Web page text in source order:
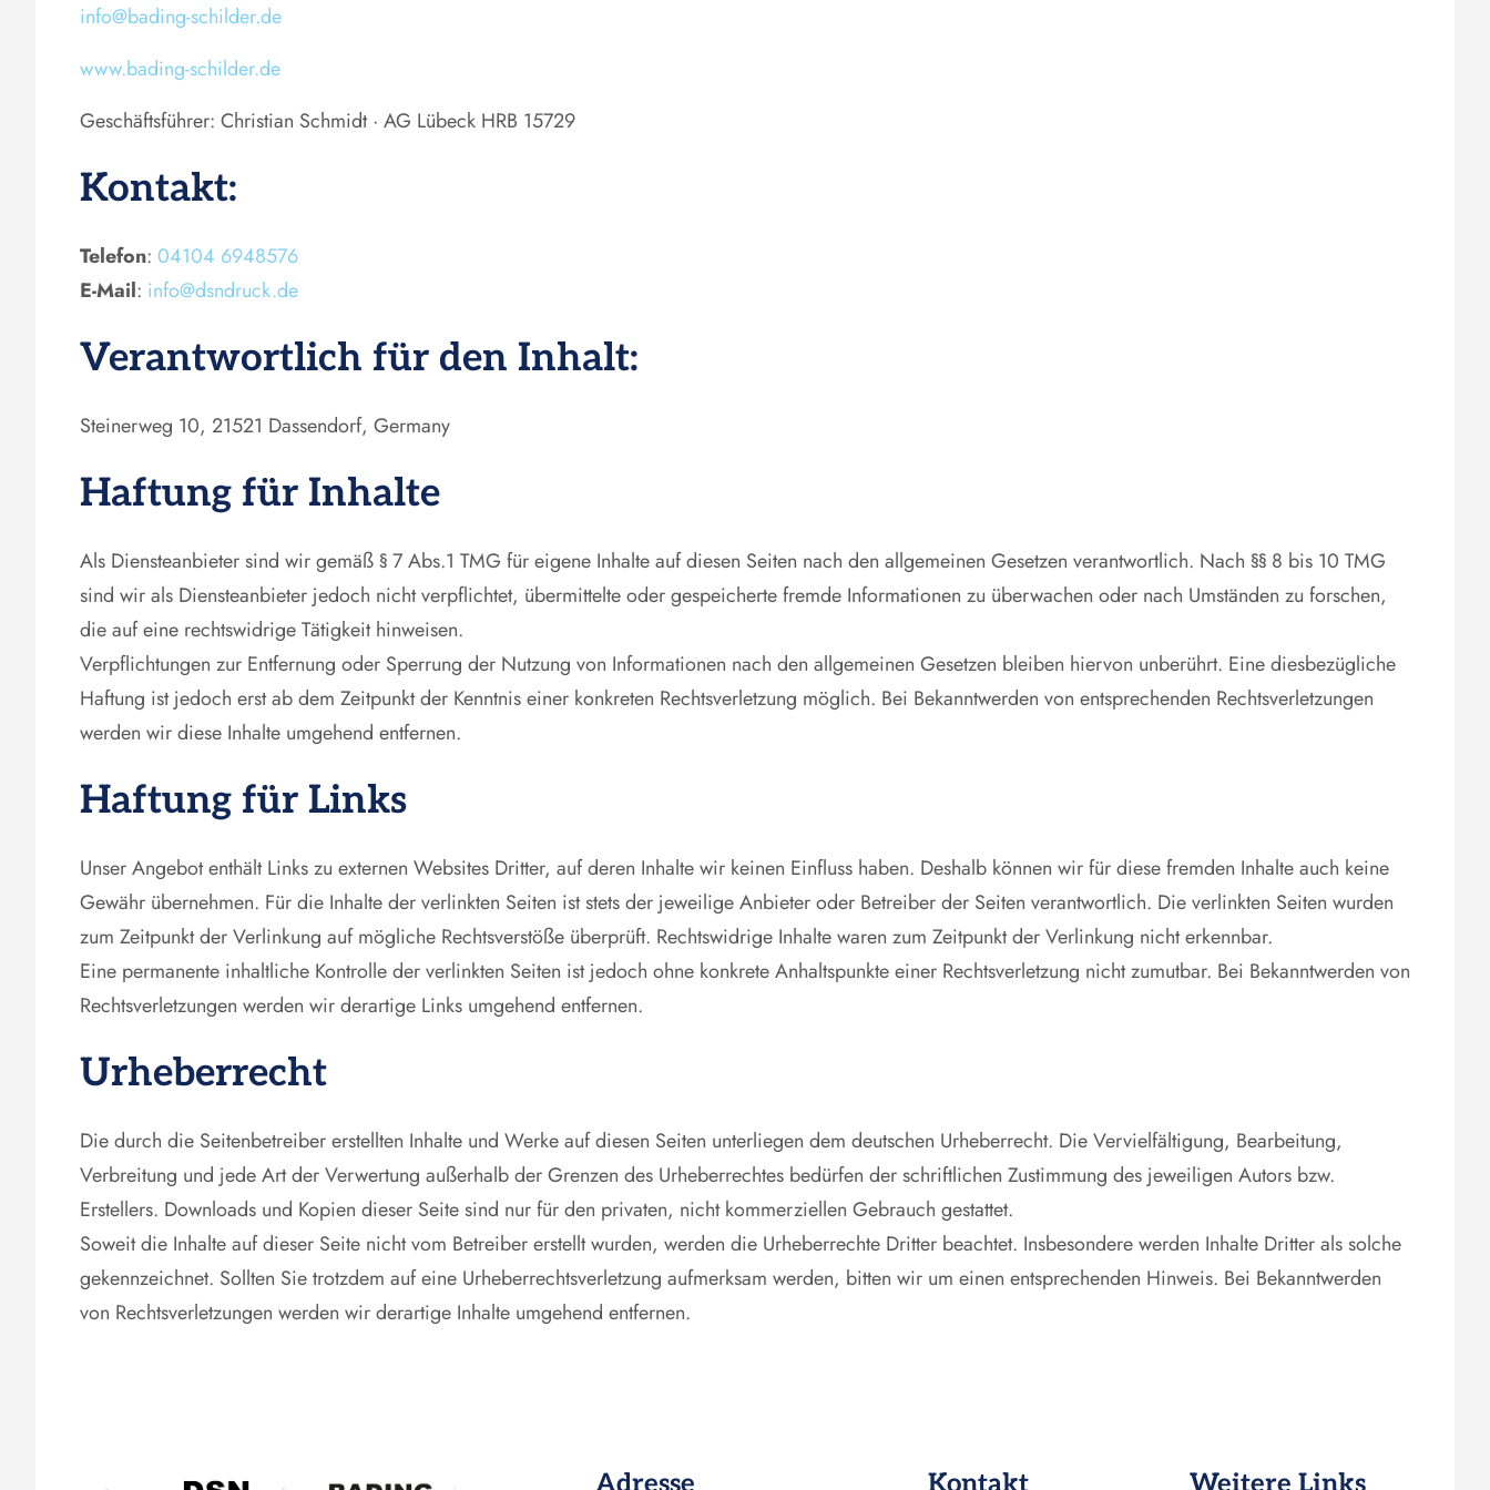
info@bading-schilder.de
www.bading-schilder.de
Geschäftsführer: Christian Schmidt · AG Lübeck HRB 15729
Kontakt:
Telefon: 04104 6948576
E-Mail: info@dsndruck.de
Verantwortlich für den Inhalt:
Steinerweg 10, 21521 Dassendorf, Germany
Haftung für Inhalte
Als Diensteanbieter sind wir gemäß § 7 Abs.1 TMG für eigene Inhalte auf diesen Seiten nach den allgemeinen Gesetzen verantwortlich. Nach §§ 8 bis 10 TMG
sind wir als Diensteanbieter jedoch nicht verpflichtet, übermittelte oder gespeicherte fremde Informationen zu überwachen oder nach Umständen zu forschen,
die auf eine rechtswidrige Tätigkeit hinweisen.
Verpflichtungen zur Entfernung oder Sperrung der Nutzung von Informationen nach den allgemeinen Gesetzen bleiben hiervon unberührt. Eine diesbezügliche
Haftung ist jedoch erst ab dem Zeitpunkt der Kenntnis einer konkreten Rechtsverletzung möglich. Bei Bekanntwerden von entsprechenden Rechtsverletzungen
werden wir diese Inhalte umgehend entfernen.
Haftung für Links
Unser Angebot enthält Links zu externen Websites Dritter, auf deren Inhalte wir keinen Einfluss haben. Deshalb können wir für diese fremden Inhalte auch keine
Gewähr übernehmen. Für die Inhalte der verlinkten Seiten ist stets der jeweilige Anbieter oder Betreiber der Seiten verantwortlich. Die verlinkten Seiten wurden
zum Zeitpunkt der Verlinkung auf mögliche Rechtsverstöße überprüft. Rechtswidrige Inhalte waren zum Zeitpunkt der Verlinkung nicht erkennbar.
Eine permanente inhaltliche Kontrolle der verlinkten Seiten ist jedoch ohne konkrete Anhaltspunkte einer Rechtsverletzung nicht zumutbar. Bei Bekanntwerden von
Rechtsverletzungen werden wir derartige Links umgehend entfernen.
Urheberrecht
Die durch die Seitenbetreiber erstellten Inhalte und Werke auf diesen Seiten unterliegen dem deutschen Urheberrecht. Die Vervielfältigung, Bearbeitung,
Verbreitung und jede Art der Verwertung außerhalb der Grenzen des Urheberrechtes bedürfen der schriftlichen Zustimmung des jeweiligen Autors bzw.
Erstellers. Downloads und Kopien dieser Seite sind nur für den privaten, nicht kommerziellen Gebrauch gestattet.
Soweit die Inhalte auf dieser Seite nicht vom Betreiber erstellt wurden, werden die Urheberrechte Dritter beachtet. Insbesondere werden Inhalte Dritter als solche
gekennzeichnet. Sollten Sie trotzdem auf eine Urheberrechtsverletzung aufmerksam werden, bitten wir um einen entsprechenden Hinweis. Bei Bekanntwerden
von Rechtsverletzungen werden wir derartige Inhalte umgehend entfernen.